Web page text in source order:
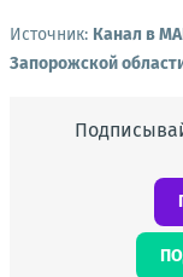
Источник: Канал в
Запорожской